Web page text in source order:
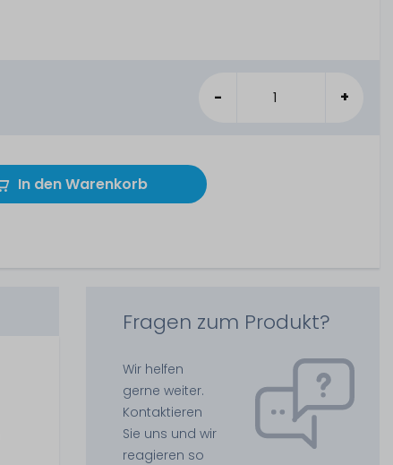
- +
In den Warenkorb
Fragen zum Produkt?
Wir helfen
gerne weiter.
Kontaktieren
Sie uns und wir
reagieren so